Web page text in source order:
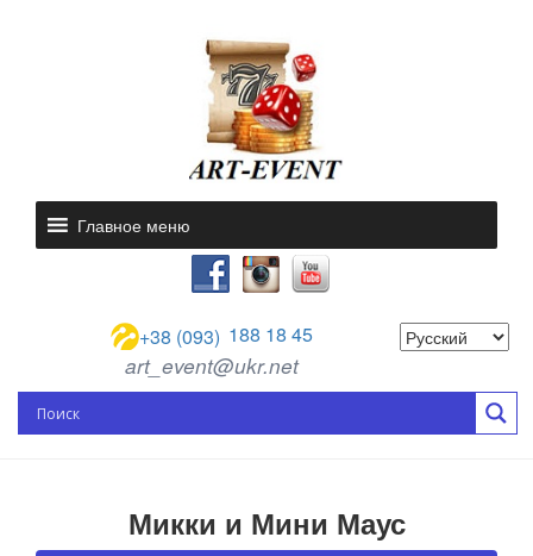
Главное меню
+38 (093) 188 18 45
art_event@ukr.net
Микки и Мини Маус